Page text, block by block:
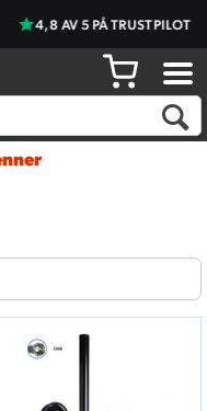
4,8 AV 5 PÅ TRUSTPILOT